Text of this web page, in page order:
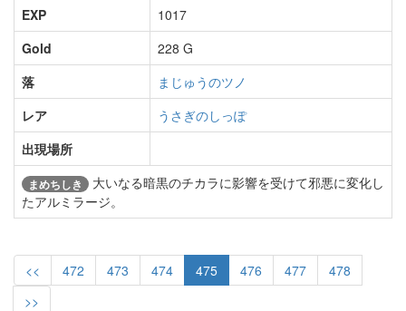
EXP
1017
Gold
228 G
落
まじゅうのツノ
レア
うさぎのしっぽ
出現場所
まめちしき
大いなる暗黒のチカラに影響を受けて邪悪に変化し
たアルミラージ。
<< 472 473 474 475 476 477
478
>>